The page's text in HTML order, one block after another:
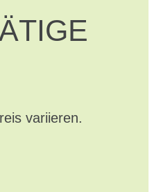
variieren.